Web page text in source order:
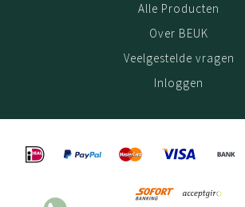
Ons gehele collectie bestaat o.a. uit
Alle Producten
Over BEUK
Veelgestelde vragen
Inloggen